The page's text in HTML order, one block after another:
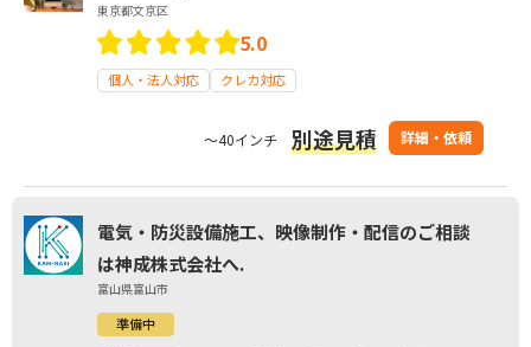
東京都文京区
5.0
個人・法人対応 クレカ対応
～40インチ 別途見積 詳細・依頼
電気・防災設備施工、映像制作・配信のご相談
は神成株式会社へ.
富山県富山市
準備中